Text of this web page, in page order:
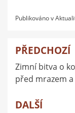
Publikováno v
Navigace
pro
příspěvek
PŘEDCHOZÍ
Zimní bitva o
před mrazem
DALŠÍ